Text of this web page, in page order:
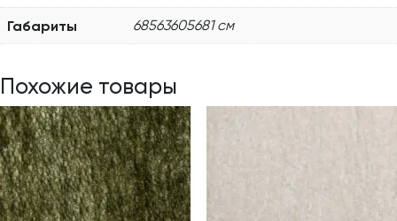
Габариты 68563605681 см
Похожие товары